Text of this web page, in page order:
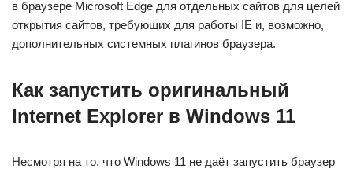
в браузере Microsoft Edge для отдельных сайтов для целей
открытия сайтов, требующих для работы IE и, возможно,
дополнительных системных плагинов браузера.
Как запустить оригинальный
Internet Explorer в Windows 11
Несмотря на то, что Windows 11 не даёт запустить браузер